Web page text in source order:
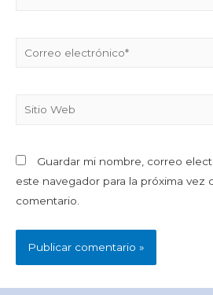
Guardar mi nombre, correo
este navegador para la próxima vez
comentario.